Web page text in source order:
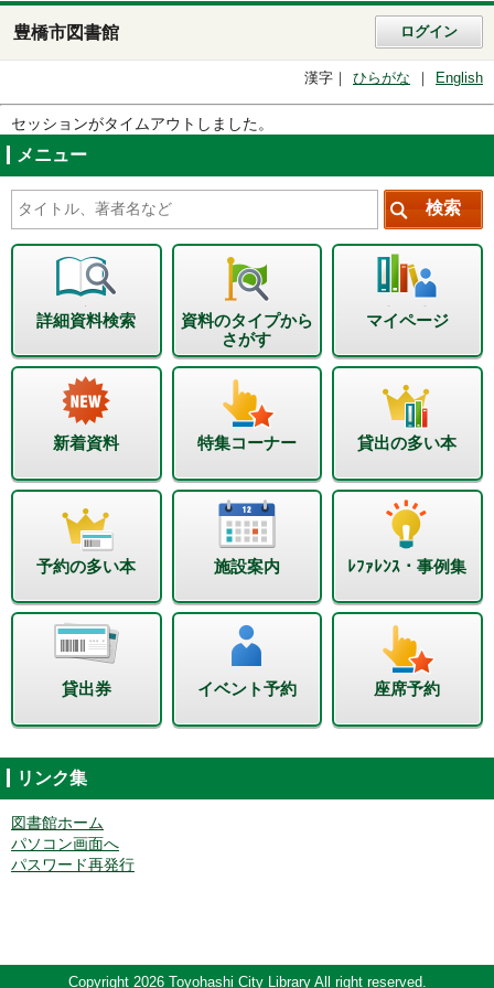
豊橋市図書館 ログイン
漢字 ひらがな English
セッションがタイムアウトしました。
メニュー
詳細資料検索
資料のタイプから
さがす
マイページ
新着資料 特集コーナー 貸出の多い本
予約の多い本 施設案内 ﾚﾌｧﾚﾝｽ・事例集
貸出券 イベント予約 座席予約
リンク集
図書館ホーム
パソコン画面へ
パスワード再発行
Copyright 2026 Toyohashi City Library All right reserved.